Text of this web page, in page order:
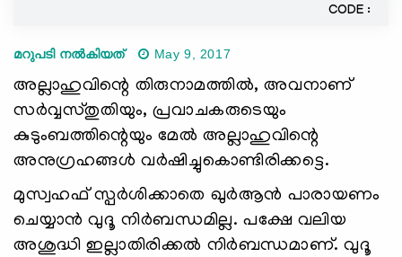
CODE :
മറുപടി നൽകിയത് May 9, 2017
അല്ലാഹുവിന്റെ തിരുനാമത്തില്‍, അവനാണ്
സര്‍വ്വസ്തുതിയും, പ്രവാചകരുടെയും
കുടുംബത്തിന്റെയും മേല്‍ അല്ലാഹുവിന്റെ
അനുഗ്രഹങ്ങള്‍ വര്‍ഷിച്ചുകൊണ്ടിരിക്കട്ടെ.
മുസ്വഹഫ് സ്പര്‍ശിക്കാതെ ഖുര്‍ആന്‍ പാരായണം
ചെയ്യാന്‍ വുദൂ നിര്‍ബന്ധമില്ല. പക്ഷേ വലിയ
അശുദ്ധി ഇല്ലാതിരിക്കല്‍ നിര്‍ബന്ധമാണ്. വുദൂ